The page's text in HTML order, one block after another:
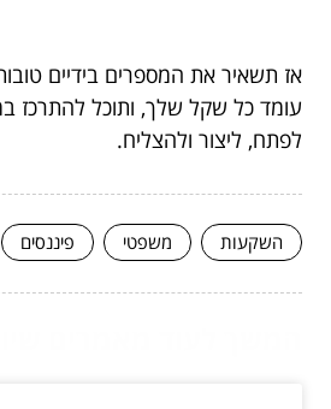
אז תשאיר את המספרים בידיים
עומד כל שקל שלך, ותוכל
לפתח, ליצור ולהצליח.
השקעות משפטי פיננסים